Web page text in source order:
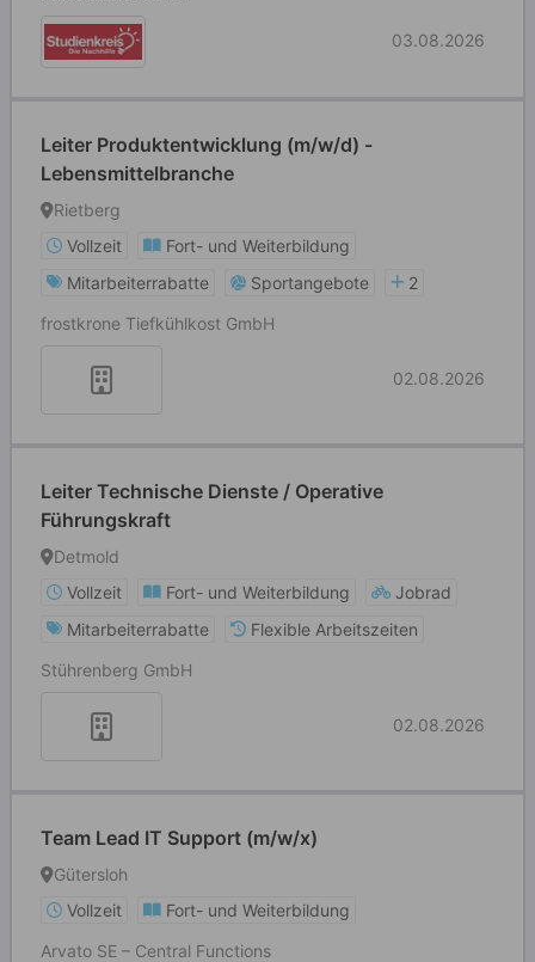
03.08.2026
Leiter Produktentwicklung (m/w/d) -
Lebensmittelbranche
Rietberg
Vollzeit
Fort- und Weiterbildung
Mitarbeiterrabatte
Sportangebote
2
frostkrone Tiefkühlkost GmbH
02.08.2026
Leiter Technische Dienste / Operative
Führungskraft
Detmold
Vollzeit
Fort- und Weiterbildung
Jobrad
Mitarbeiterrabatte
Flexible Arbeitszeiten
Stührenberg GmbH
02.08.2026
Team Lead IT Support (m/w/x)
Gütersloh
Vollzeit
Fort- und Weiterbildung
Arvato SE – Central Functions